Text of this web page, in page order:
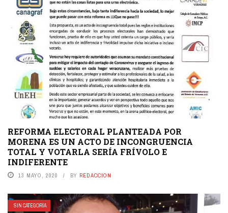
REFORMA ELECTORAL PLANTEADA POR
MORENA ES UN ACTO DE INCONGRUENCIA
TOTAL Y VOTARLA SERÍA FRÍVOLO E
INDIFERENTE
13 MAYO, 2020 BY REDACCION
SIN CATEGORÍA